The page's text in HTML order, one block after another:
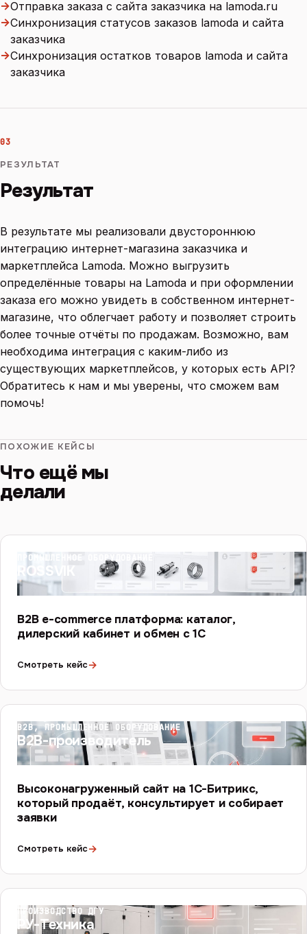
→Отправка заказа с сайта заказчика на lamoda.ru
→Синхронизация статусов заказов lamoda и сайта
заказчика
→Синхронизация остатков товаров lamoda и сайта
заказчика
03
РЕЗУЛЬТАТ
Результат
В результате мы реализовали двустороннюю
интеграцию интернет-магазина заказчика и
маркетплейса Lamoda. Можно выгрузить
определённые товары на Lamoda и при оформлении
заказа его можно увидеть в собственном интернет-
магазине, что облегчает работу и позволяет строить
более точные отчёты по продажам. Возможно, вам
необходима интеграция с каким-либо из
существующих маркетплейсов, у которых есть API?
Обратитесь к нам и мы уверены, что сможем вам
помочь!
ПОХОЖИЕ КЕЙСЫ
Что ещё мы
делали
ПРОМЫШЛЕННОЕ ОБОРУДОВАНИЕ
ROSSVIK
B2B e-commerce платформа: каталог,
дилерский кабинет и обмен с 1С
Смотреть кейс→
B2B, ПРОМЫШЛЕННОЕ ОБОРУДОВАНИЕ
B2B-производитель
Высоконагруженный сайт на 1С-Битрикс,
который продаёт, консультирует и собирает
заявки
Смотреть кейс→
ПРОИЗВОДСТВО ДГУ
РУ-Техника